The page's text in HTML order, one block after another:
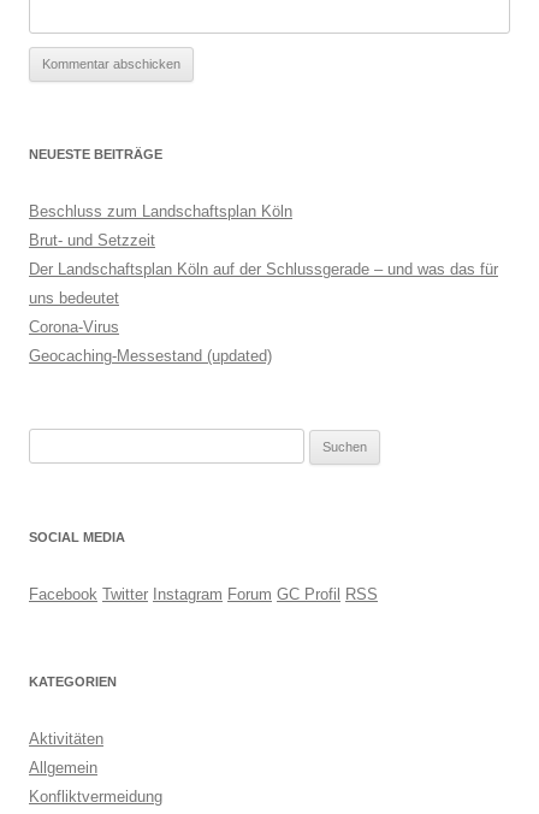
NEUESTE BEITRÄGE
Beschluss zum Landschaftsplan Köln
Brut- und Setzzeit
Der Landschaftsplan Köln auf der Schlussgerade – und was das für
uns bedeutet
Corona-Virus
Geocaching-Messestand (updated)
SOCIAL MEDIA
Facebook Twitter Instagram Forum GC Profil RSS
KATEGORIEN
Aktivitäten
Allgemein
Konfliktvermeidung